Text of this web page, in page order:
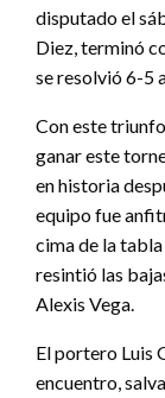
disputado el
Diez, terminó
se resolvió 6-5
Con este
ganar este
en historia
equipo fue
cima de la
resintió las
Alexis Vega.
El portero Luis
encuentro,